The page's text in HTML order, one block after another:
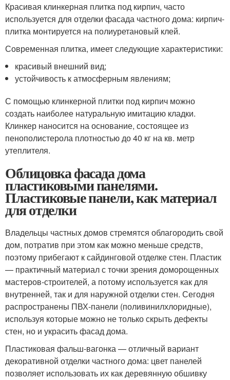
Красивая клинкерная плитка под кирпич, часто
используется для отделки фасада частного дома: кирпич-
плитка монтируется на полиуретановый клей.
Современная плитка, имеет следующие характеристики:
красивый внешний вид;
устойчивость к атмосферным явлениям;
С помощью клинкерной плитки под кирпич можно
создать наиболее натуральную имитацию кладки.
Клинкер наносится на основание, состоящее из
пенополистерола плотностью до 40 кг на кв. метр
утеплителя.
Облицовка фасада дома
пластиковыми панелями.
Пластиковые панели, как материал
для отделки
Владельцы частных домов стремятся облагородить свой
дом, потратив при этом как можно меньше средств,
поэтому прибегают к сайдинговой отделке стен. Пластик
— практичный материал с точки зрения доморощенных
мастеров-строителей, а потому используется как для
внутренней, так и для наружной отделки стен. Сегодня
распространены ПВХ-панели (поливинилхлоридные),
используя которые можно не только скрыть дефекты
стен, но и украсить фасад дома.
Пластиковая фальш-вагонка — отличный вариант
декоративной отделки частного дома: цвет панелей
позволяет использовать их как деревянную обшивку